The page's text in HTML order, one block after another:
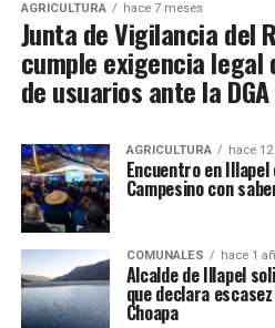
AGRICULTURA hace 7 meses
Junta de Vigilancia del
cumple exigencia
de usuarios ante la DGA
AGRICULTURA hace
Encuentro en
Campesino con
COMUNALES hace 1
Alcalde de Illapel
que declara
Choapa